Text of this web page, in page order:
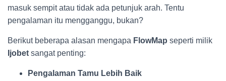
masuk sempit atau tidak ada petunjuk arah. Tentu
pengalaman itu mengganggu, bukan?
Berikut beberapa alasan mengapa FlowMap seperti milik
Ijobet sangat penting:
Pengalaman Tamu Lebih Baik